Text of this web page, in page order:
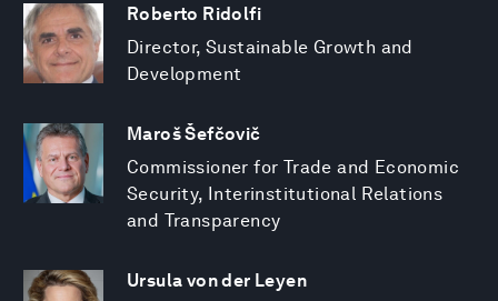
Roberto Ridolfi
Director, Sustainable Growth and
Development
Maroš Šefčovič
Commissioner for Trade and Economic
Security, Interinstitutional Relations
and Transparency
Ursula von der Leyen